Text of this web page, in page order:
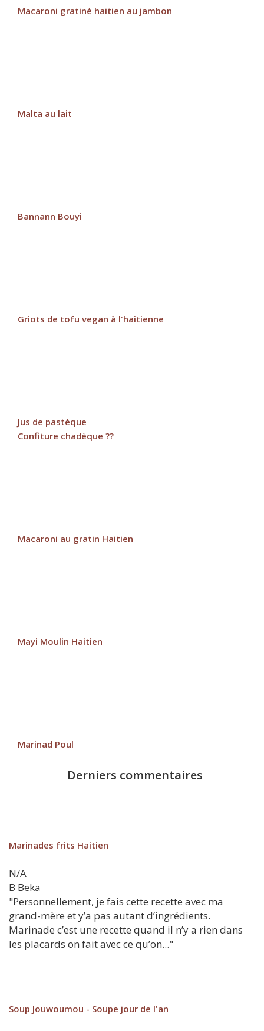
Macaroni gratiné haitien au jambon
Malta au lait
Bannann Bouyi
Griots de tofu vegan à l'haitienne
Jus de pastèque
Confiture chadèque ??
Macaroni au gratin Haitien
Mayi Moulin Haitien
Marinad Poul
Derniers commentaires
Marinades frits Haitien
N/A
B Beka
"Personnellement, je fais cette recette avec ma
grand-mère et y’a pas autant d’ingrédients.
Marinade c’est une recette quand il n’y a rien dans
les placards on fait avec ce qu’on..."
Soup Jouwoumou - Soupe jour de l'an